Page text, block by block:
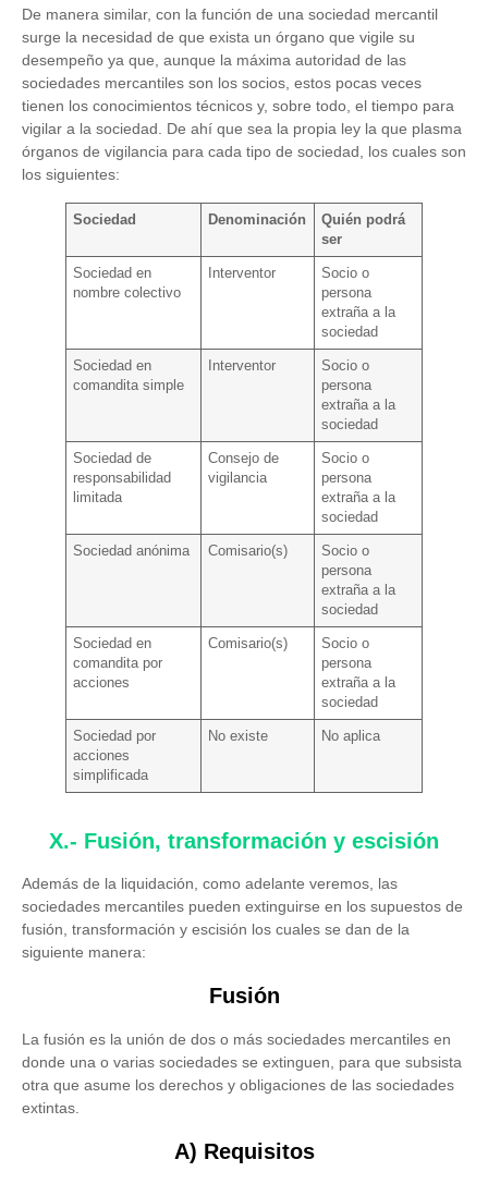
De manera similar, con la función de una sociedad mercantil
surge la necesidad de que exista un órgano que vigile su
desempeño ya que, aunque la máxima autoridad de las
sociedades mercantiles son los socios, estos pocas veces
tienen los conocimientos técnicos y, sobre todo, el tiempo para
vigilar a la sociedad. De ahí que sea la propia ley la que plasma
órganos de vigilancia para cada tipo de sociedad, los cuales son
los siguientes:
Sociedad Denominación
Quién podrá
ser
Sociedad en
nombre colectivo
Interventor
Socio o
persona
extraña a la
sociedad
Sociedad en
comandita simple
Interventor
Socio o
persona
extraña a la
sociedad
Sociedad de
responsabilidad
limitada
Consejo de
vigilancia
Socio o
persona
extraña a la
sociedad
Sociedad anónima Comisario(s)
Socio o
persona
extraña a la
sociedad
Sociedad en
comandita por
acciones
Comisario(s)
Socio o
persona
extraña a la
sociedad
Sociedad por
acciones
simplificada
No existe No aplica
X.- Fusión, transformación y escisión
Además de la liquidación, como adelante veremos, las
sociedades mercantiles pueden extinguirse en los supuestos de
fusión, transformación y escisión los cuales se dan de la
siguiente manera:
Fusión
La fusión es la unión de dos o más sociedades mercantiles en
donde una o varias sociedades se extinguen, para que subsista
otra que asume los derechos y obligaciones de las sociedades
extintas.
A) Requisitos